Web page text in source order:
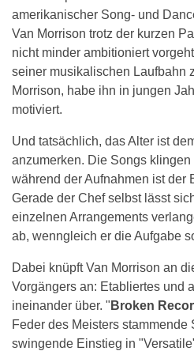
amerikanischer Song- und
Van Morrison trotz der kurzen
nicht minder ambitioniert
seiner musikalischen Laufbahn
Morrison, habe ihn in jungen
motiviert.
Und tatsächlich, das Alter ist
anzumerken. Die Songs
während der Aufnahmen ist der
Gerade der Chef selbst lässt
einzelnen Arrangements
ab, wenngleich er die Aufgabe
Dabei knüpft Van Morrison an
Vorgängers an: Etabliertes und
ineinander über. " Broken
Feder des Meisters stammende
swingende Einstieg in